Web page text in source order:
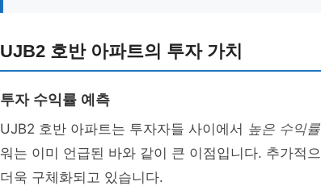
UJB2 호반 아파트의 투자 가치
투자 수익률 예측
UJB2 호반 아파트는 투자자들 사이에서 높은 수익률
워는 이미 언급된 바와 같이 큰 이점입니다. 추가적
더욱 구체화되고 있습니다.